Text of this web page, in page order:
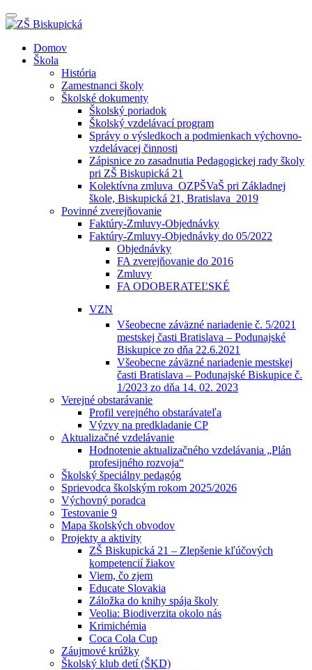
Prepínateľná
navigácia
Prejsť
Domov
Škola
História
Zamestnanci školy
Školské dokumenty
Školský poriadok
Školský vzdelávací program
Správy o výsledkoch a podmienkach výchovno-
vzdelávacej činnosti
Zápisnice zo zasadnutia Pedagogickej rady školy
pri ZŠ Biskupická 21
Kolektívna zmluva_OZPŠVaŠ pri Základnej
škole, Biskupická 21, Bratislava_2019
Povinné zverejňovanie
Faktúry-Zmluvy-Objednávky
Faktúry-Zmluvy-Objednávky do 05/2022
Objednávky
FA zverejňovanie do 2016
Zmluvy
FA ODOBERATEĽSKÉ
VZN
Všeobecne záväzné nariadenie č. 5/2021
mestskej časti Bratislava – Podunajské
Biskupice zo dňa 22.6.2021
Všeobecne záväzné nariadenie mestskej
časti Bratislava – Podunajské Biskupice č.
1/2023 zo dňa 14. 02. 2023
Verejné obstarávanie
Profil verejného obstarávateľa
Výzvy na predkladanie CP
Aktualizačné vzdelávanie
Hodnotenie aktualizačného vzdelávania „Plán
profesijného rozvoja“
Školský špeciálny pedagóg
Sprievodca školským rokom 2025/2026
Výchovný poradca
Testovanie 9
Mapa školských obvodov
Projekty a aktivity
ZŠ Biskupická 21 – Zlepšenie kľúčových
kompetencií žiakov
Viem, čo zjem
Educate Slovakia
Záložka do knihy spája školy
Veolia: Biodiverzita okolo nás
Krimichémia
Coca Cola Cup
Záujmové krúžky
Školský klub detí (ŠKD)